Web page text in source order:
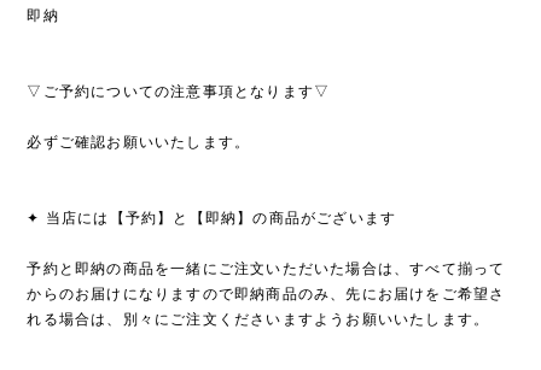
即納
▽ご予約についての注意事項となります▽
必ずご確認お願いいたします。
✦ 当店には【予約】と【即納】の商品がございます
予約と即納の商品を一緒にご注文いただいた場合は、すべて揃って
からのお届けになりますので即納商品のみ、先にお届けをご希望さ
れる場合は、別々にご注文くださいますようお願いいたします。